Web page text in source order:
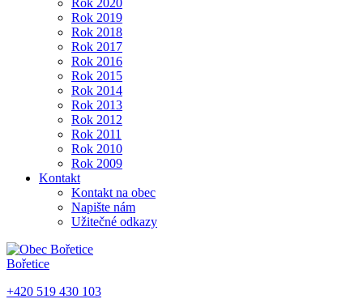
Rok 2020
Rok 2019
Rok 2018
Rok 2017
Rok 2016
Rok 2015
Rok 2014
Rok 2013
Rok 2012
Rok 2011
Rok 2010
Rok 2009
Kontakt
Kontakt na obec
Napište nám
Užitečné odkazy
Bořetice
+420 519 430 103